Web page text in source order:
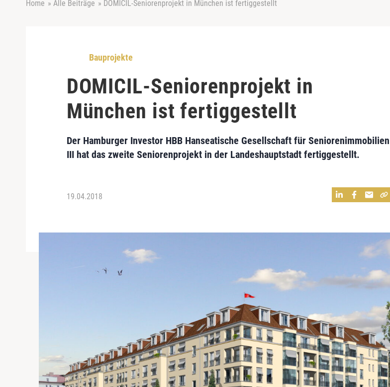
Home » Alle Beiträge » DOMICIL-Seniorenprojekt in München ist fertiggestellt
Bauprojekte
DOMICIL-Seniorenprojekt in
München ist fertiggestellt
Der Hamburger Investor HBB Hanseatische Gesellschaft für Seniorenimmobilien
IIIhat das zweite Seniorenprojekt in der Landeshauptstadt fertiggestellt.
19.04.2018